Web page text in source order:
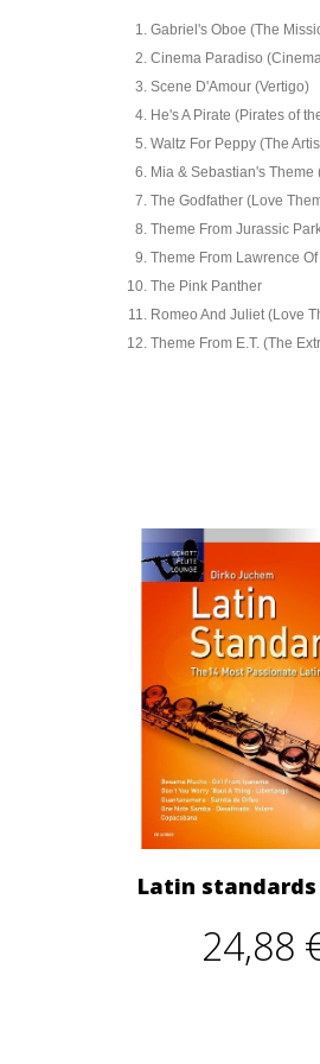
Gabriel's Oboe (The
Cinema Paradiso
Scene D'Amour (Vertigo)
He's A Pirate (Pirates of
Waltz For Peppy (The
Mia & Sebastian's Theme
The Godfather (Love
Theme From Jurassic
Theme From Lawrence
The Pink Panther
Romeo And Juliet (Love
Theme From E.T. (The
Latin
24,88